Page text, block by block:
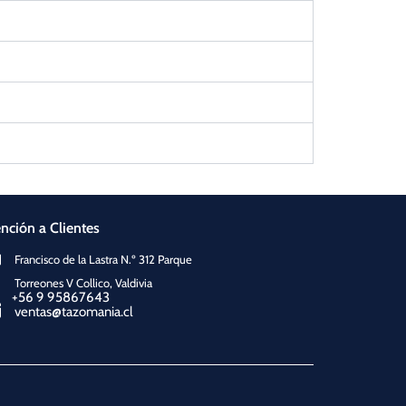
Francisco de la Lastra N.º 312 Parque
Torreones V Collico, Valdivia
+56 9 95867643
ventas@tazomania.cl
a Clientes